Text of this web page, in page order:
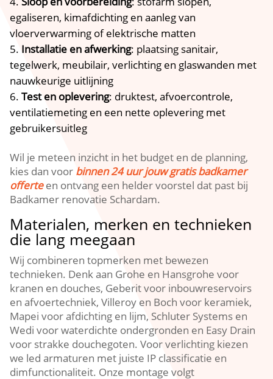
egaliseren, kimafdichting en aanleg van
vloerverwarming of elektrische matten
Installatie en afwerking: plaatsing sanitair,
tegelwerk, meubilair, verlichting en glaswanden met
nauwkeurige uitlijning
Test en oplevering: druktest, afvoercontrole,
ventilatiemeting en een nette oplevering met
gebruikersuitleg
Wil je meteen inzicht in het budget en de planning,
kies dan voor binnen 24 uur jouw gratis badkamer
offerteen ontvang een helder voorstel dat past bij
Badkamer renovatie Schardam.​
Materialen, merken en technieken
die lang meegaan
Wij combineren topmerken met bewezen
technieken.​ Denk aan Grohe en Hansgrohe voor
kranen en douches, Geberit voor inbouwreservoirs
en afvoertechniek, Villeroy en Boch voor keramiek,
Mapei voor afdichting en lijm, Schluter Systems en
Wedi voor waterdichte ondergronden en Easy Drain
voor strakke douchegoten.​ Voor verlichting kiezen
we led armaturen met juiste IP classificatie en
dimfunctionaliteit.​ Onze montage volgt